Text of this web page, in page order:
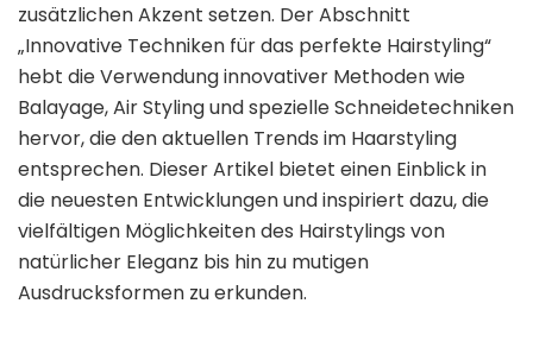
zusätzlichen Akzent setzen. Der Abschnitt
„Innovative Techniken für das perfekte Hairstyling“
hebt die Verwendung innovativer Methoden wie
Balayage, Air Styling und spezielle Schneidetechniken
hervor, die den aktuellen Trends im Haarstyling
entsprechen. Dieser Artikel bietet einen Einblick in
die neuesten Entwicklungen und inspiriert dazu, die
vielfältigen Möglichkeiten des Hairstylings von
natürlicher Eleganz bis hin zu mutigen
Ausdrucksformen zu erkunden.